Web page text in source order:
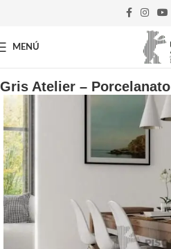
MENÚ
Gris Atelier – Porcelanato